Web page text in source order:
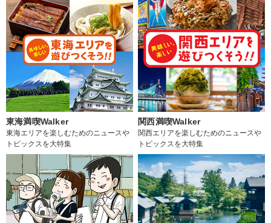
東海満喫Walker
東海エリアを楽しむためのニュースや
トピックスを大特集
関西満喫Walker
関西エリアを楽しむためのニュースや
トピックスを大特集